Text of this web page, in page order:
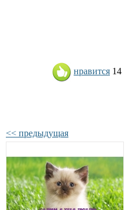
нравится 14
<< предыдущая